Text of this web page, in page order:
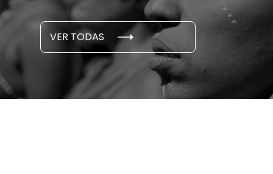
VER TODAS
E PESQUISAS
novembro, 2021